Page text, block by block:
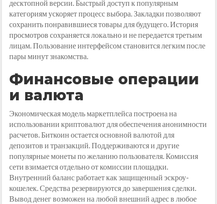
десктопной версии. Быстрый доступ к популярным
категориям ускоряет процесс выбора. Закладки позволяют
сохранить понравившиеся товары для будущего. История
просмотров сохраняется локально и не передается третьим
лицам. Пользование интерфейсом становится легким после
пары минут знакомства.
Финансовые операции
и валюта
Экономическая модель маркетплейса построена на
использовании криптовалют для обеспечения анонимности
расчетов. Биткоин остается основной валютой для
депозитов и транзакций. Поддерживаются и другие
популярные монеты по желанию пользователя. Комиссия
сети взимается отдельно от комиссии площадки.
Внутренний баланс работает как защищенный эскроу-
кошелек. Средства резервируются до завершения сделки.
Вывод денег возможен на любой внешний адрес в любое